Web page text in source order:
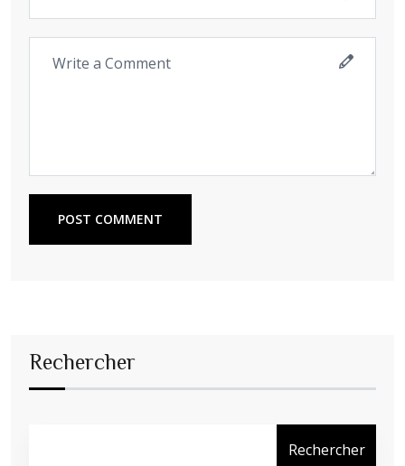
POST COMMENT
Rechercher
Rechercher